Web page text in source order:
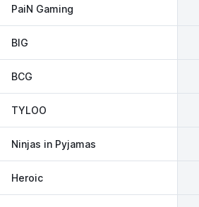
PaiN Gaming
BIG
BCG
TYLOO
Ninjas in Pyjamas
Heroic